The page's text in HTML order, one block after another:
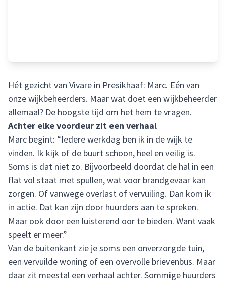
Hét gezicht van Vivare in Presikhaaf: Marc. Eén van
onze wijkbeheerders. Maar wat doet een wijkbeheerder
allemaal? De hoogste tijd om het hem te vragen.
Achter elke voordeur zit een verhaal
Marc begint: “Iedere werkdag ben ik in de wijk te
vinden. Ik kijk of de buurt schoon, heel en veilig is.
Soms is dat niet zo. Bijvoorbeeld doordat de hal in een
flat vol staat met spullen, wat voor brandgevaar kan
zorgen. Of vanwege overlast of vervuiling. Dan kom ik
in actie. Dat kan zijn door huurders aan te spreken.
Maar ook door een luisterend oor te bieden. Want vaak
speelt er meer.”
Van de buitenkant zie je soms een onverzorgde tuin,
een vervuilde woning of een overvolle brievenbus. Maar
daar zit meestal een verhaal achter. Sommige huurders